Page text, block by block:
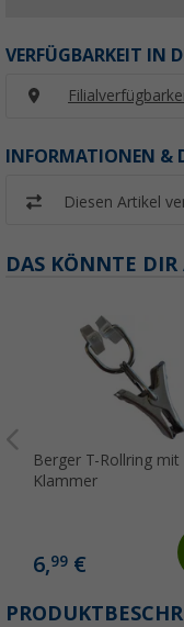
VERFÜGBARKEIT IN
INFORMATIONEN &
Diesen Artikel
DAS KÖNNTE
Berger T-Rollring mit
Klammer
6,99 €